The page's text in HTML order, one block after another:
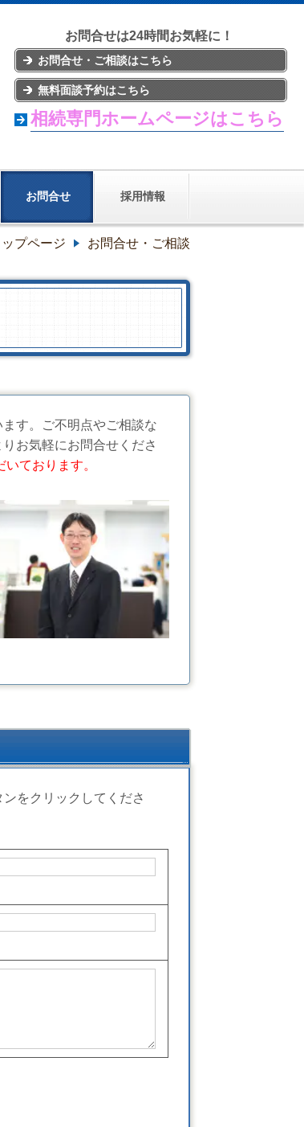
お問合せは24時間お気軽に！
お問合せ・ご相談はこちら
無料面談予約はこちら
相続専門ホームページはこちら
お問合せ 採用情報
ップページ お問合せ・ご相談
す。ご不明点やご相談な
お気軽にお問合せくださ
ております。
をクリックしてくださ